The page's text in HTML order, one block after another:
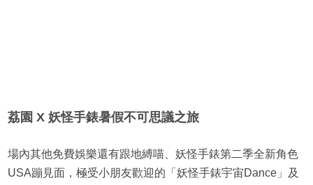
荔園 X 妖怪手錶暑假不可思議之旅
場內其他免費娛樂還有跟地縛喵、妖怪手錶第二季全新角色
USA蹦見面，極受小朋友歡迎的「妖怪手錶宇宙Dance」及